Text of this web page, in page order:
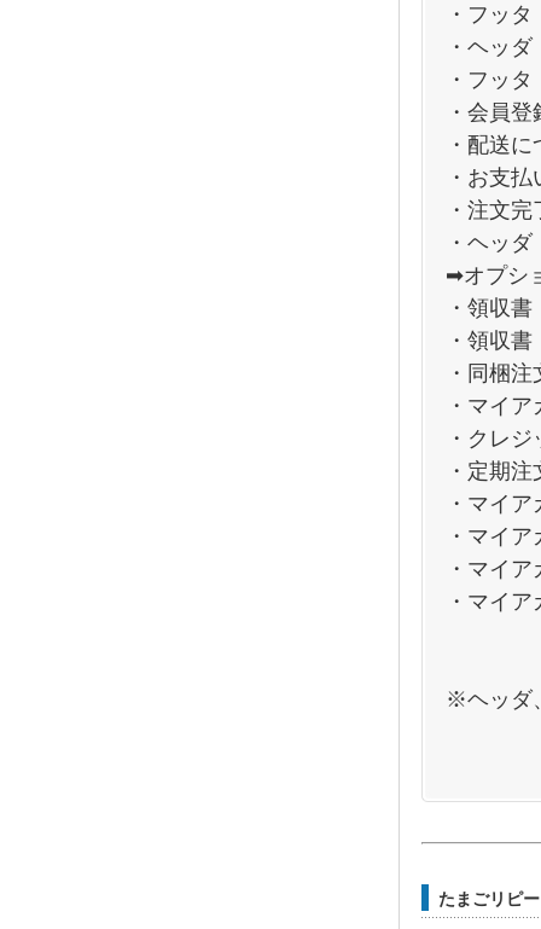
・フッ
・ヘッ
・フッ
・会員
・配送
・お支
・注文
・ヘッ
➡オプシ
・領収書
・領収
・同梱
・マイ
・クレ
・定期
・マイ
・マイ
・マイ
・マイ
※ヘッダ
たまごリピ